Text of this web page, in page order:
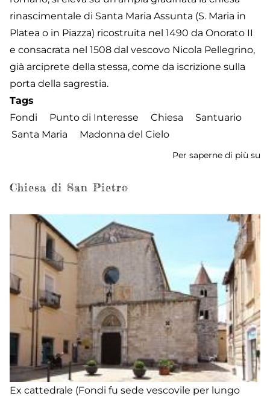
rinascimentale di Santa Maria Assunta (S. Maria in
Platea o in Piazza) ricostruita nel 1490 da Onorato II
e consacrata nel 1508 dal vescovo Nicola Pellegrino,
già arciprete della stessa, come da iscrizione sulla
porta della sagrestia.
Tags
Fondi
Punto di Interesse Chiesa
Santuario
Santa Maria
Madonna del Cielo
Per saperne di più su
Chiesa di San Pietro
Ex cattedrale (Fondi fu sede vescovile per lungo